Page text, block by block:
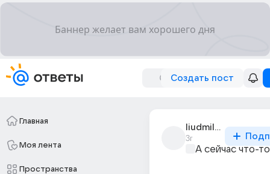
Создать пост
Главная
Моя лента
Пространства
liudmila_36116
3г
А сейчас что-